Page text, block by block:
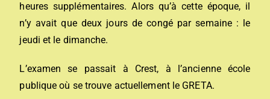
heures supplémentaires. Alors qu’à cette époque, il
n’y avait que deux jours de congé par semaine : le
jeudi et le dimanche.
L’examen se passait à Crest, à l’ancienne école
publique où se trouve actuellement le GRETA.